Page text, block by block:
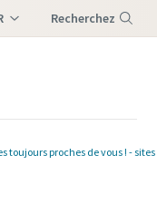
Recherchez
toujours proches de vous ! -